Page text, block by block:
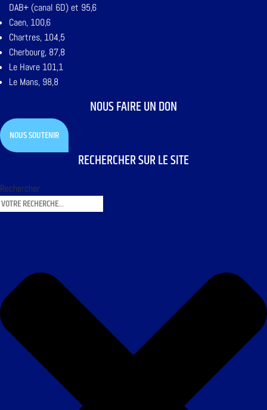
DAB+ (canal 6D) et 95,6
Caen, 100,6
Chartres, 104,5
Cherbourg, 87,8
Le Havre 101,1
Le Mans, 98,8
NOUS FAIRE UN DON
NOUS SOUTENIR
RECHERCHER SUR LE SITE
Rechercher